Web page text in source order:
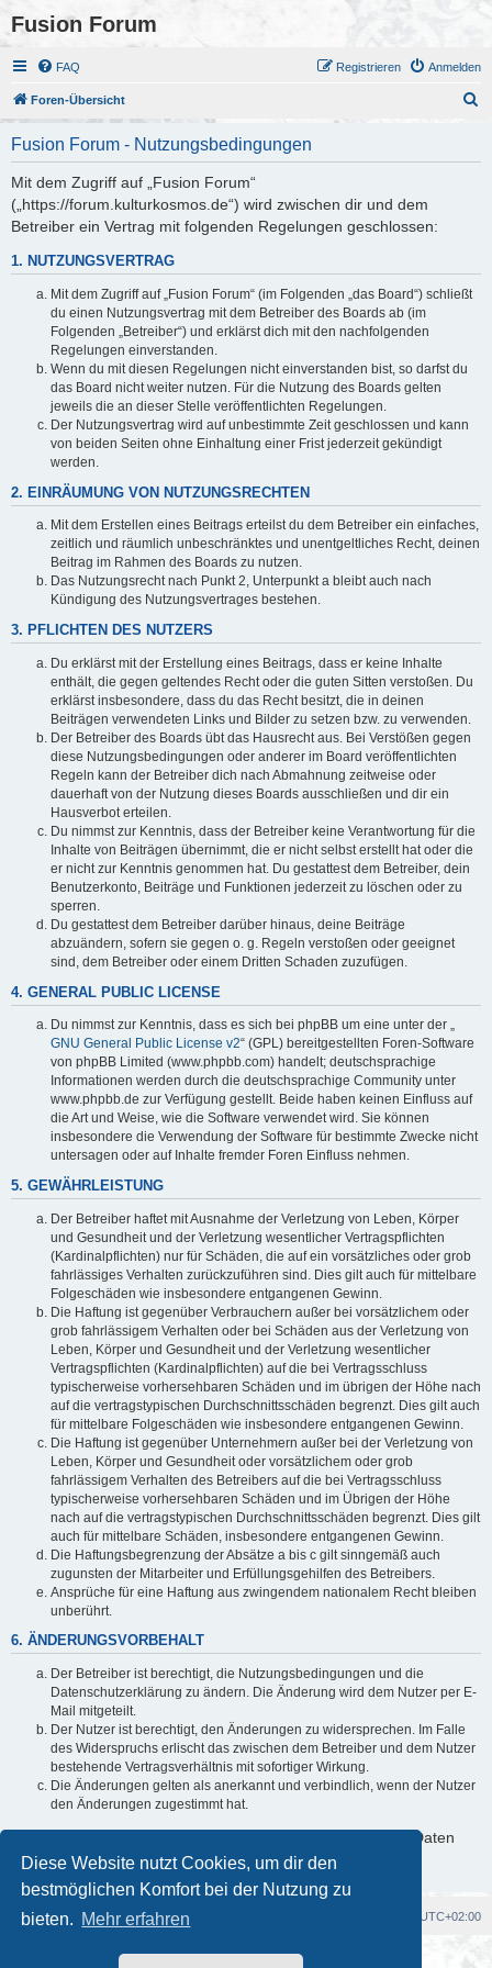
Diese Website nutzt Cookies, um dir den
bestmöglichen Komfort bei der Nutzung zu
bieten. Mehr erfahren
Fusion Forum
FAQ Anmelden
Registrieren
Foren-Übersicht
Fusion Forum - Nutzungsbedingungen
Mit dem Zugriff auf „Fusion Forum“
(„https://forum.kulturkosmos.de“) wird zwischen dir und dem
Betreiber ein Vertrag mit folgenden Regelungen geschlossen:
1. NUTZUNGSVERTRAG
Mit dem Zugriff auf „Fusion Forum“ (im Folgenden „das Board“) schließt
du einen Nutzungsvertrag mit dem Betreiber des Boards ab (im
Folgenden „Betreiber“) und erklärst dich mit den nachfolgenden
Regelungen einverstanden.
Wenn du mit diesen Regelungen nicht einverstanden bist, so darfst du
das Board nicht weiter nutzen. Für die Nutzung des Boards gelten
jeweils die an dieser Stelle veröffentlichten Regelungen.
Der Nutzungsvertrag wird auf unbestimmte Zeit geschlossen und kann
von beiden Seiten ohne Einhaltung einer Frist jederzeit gekündigt
werden.
2. EINRÄUMUNG VON NUTZUNGSRECHTEN
Mit dem Erstellen eines Beitrags erteilst du dem Betreiber ein einfaches,
zeitlich und räumlich unbeschränktes und unentgeltliches Recht, deinen
Beitrag im Rahmen des Boards zu nutzen.
Das Nutzungsrecht nach Punkt 2, Unterpunkt a bleibt auch nach
Kündigung des Nutzungsvertrages bestehen.
3. PFLICHTEN DES NUTZERS
Du erklärst mit der Erstellung eines Beitrags, dass er keine Inhalte
enthält, die gegen geltendes Recht oder die guten Sitten verstoßen. Du
erklärst insbesondere, dass du das Recht besitzt, die in deinen
Beiträgen verwendeten Links und Bilder zu setzen bzw. zu verwenden.
Der Betreiber des Boards übt das Hausrecht aus. Bei Verstößen gegen
diese Nutzungsbedingungen oder anderer im Board veröffentlichten
Regeln kann der Betreiber dich nach Abmahnung zeitweise oder
dauerhaft von der Nutzung dieses Boards ausschließen und dir ein
Hausverbot erteilen.
Du nimmst zur Kenntnis, dass der Betreiber keine Verantwortung für die
Inhalte von Beiträgen übernimmt, die er nicht selbst erstellt hat oder die
er nicht zur Kenntnis genommen hat. Du gestattest dem Betreiber, dein
Benutzerkonto, Beiträge und Funktionen jederzeit zu löschen oder zu
sperren.
Du gestattest dem Betreiber darüber hinaus, deine Beiträge
abzuändern, sofern sie gegen o. g. Regeln verstoßen oder geeignet
sind, dem Betreiber oder einem Dritten Schaden zuzufügen.
4. GENERAL PUBLIC LICENSE
Du nimmst zur Kenntnis, dass es sich bei phpBB um eine unter der „
GNU General Public License v2“ (GPL) bereitgestellten Foren-Software
von phpBB Limited (www.phpbb.com) handelt; deutschsprachige
Informationen werden durch die deutschsprachige Community unter
www.phpbb.de zur Verfügung gestellt. Beide haben keinen Einfluss auf
die Art und Weise, wie die Software verwendet wird. Sie können
insbesondere die Verwendung der Software für bestimmte Zwecke nicht
untersagen oder auf Inhalte fremder Foren Einfluss nehmen.
5. GEWÄHRLEISTUNG
Der Betreiber haftet mit Ausnahme der Verletzung von Leben, Körper
und Gesundheit und der Verletzung wesentlicher Vertragspflichten
(Kardinalpflichten) nur für Schäden, die auf ein vorsätzliches oder grob
fahrlässiges Verhalten zurückzuführen sind. Dies gilt auch für mittelbare
Folgeschäden wie insbesondere entgangenen Gewinn.
Die Haftung ist gegenüber Verbrauchern außer bei vorsätzlichem oder
grob fahrlässigem Verhalten oder bei Schäden aus der Verletzung von
Leben, Körper und Gesundheit und der Verletzung wesentlicher
Vertragspflichten (Kardinalpflichten) auf die bei Vertragsschluss
typischerweise vorhersehbaren Schäden und im übrigen der Höhe nach
auf die vertragstypischen Durchschnittsschäden begrenzt. Dies gilt auch
für mittelbare Folgeschäden wie insbesondere entgangenen Gewinn.
Die Haftung ist gegenüber Unternehmern außer bei der Verletzung von
Leben, Körper und Gesundheit oder vorsätzlichem oder grob
fahrlässigem Verhalten des Betreibers auf die bei Vertragsschluss
typischerweise vorhersehbaren Schäden und im Übrigen der Höhe
nach auf die vertragstypischen Durchschnittsschäden begrenzt. Dies gilt
auch für mittelbare Schäden, insbesondere entgangenen Gewinn.
Die Haftungsbegrenzung der Absätze a bis c gilt sinngemäß auch
zugunsten der Mitarbeiter und Erfüllungsgehilfen des Betreibers.
Ansprüche für eine Haftung aus zwingendem nationalem Recht bleiben
unberührt.
6. ÄNDERUNGSVORBEHALT
Der Betreiber ist berechtigt, die Nutzungsbedingungen und die
Datenschutzerklärung zu ändern. Die Änderung wird dem Nutzer per E-
Mail mitgeteilt.
Der Nutzer ist berechtigt, den Änderungen zu widersprechen. Im Falle
des Widerspruchs erlischt das zwischen dem Betreiber und dem Nutzer
bestehende Vertragsverhältnis mit sofortiger Wirkung.
Die Änderungen gelten als anerkannt und verbindlich, wenn der Nutzer
den Änderungen zugestimmt hat.
Informationen über den Umgang mit deinen persönlichen Daten
sind in der Datenschutzerklärung enthalten.
Foren-Übersicht UTC+02:00
Powered byphpBB® Forum Software © phpBB Limited